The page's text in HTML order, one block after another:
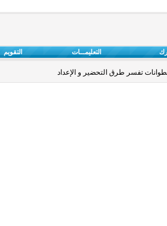
التعليمـــات التقويم
تفسر طرق التحضير و الإعداد